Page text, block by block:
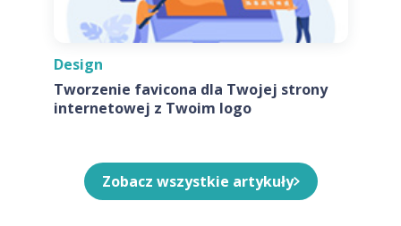
Design
Tworzenie favicona dla Twojej strony
internetowej z Twoim logo
Zobacz wszystkie artykuły